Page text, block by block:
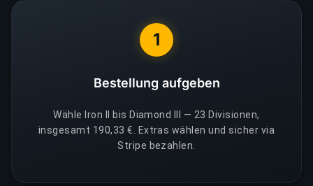
1
Bestellung aufgeben
Wähle Iron II bis Diamond III — 23 Divisionen,
insgesamt 190,33 €. Extras wählen und sicher via
Stripe bezahlen.